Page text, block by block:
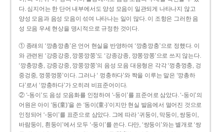
다. 심지어는 한 단어 내부에서도 양성 모음이 일관되게 나타나지 않고
양성 모음과 음성 모음이 섞여 나타나는 일이 많다. 이 조항은 그러한 음
성 모음 우세 현상을 명시적으로 규정한 것이다.
① 종래의 ‘깡총깡총’은 언어 현실을 반영하여 ‘깡충깡충’으로 정했다. 이
와 관련된 ‘강중강중, 깡쭝깡쭝’도 ‘강종강종, 깡쫑깡쫑’으로 쓰지 않는다.
‘깡충깡충, 강중강중, 깡쭝깡쭝’의 음성 모음 대응형은 각각 ‘껑충껑충, 겅
중겅중, 껑쭝껑쭝’이다. 그러나 ‘ 껑충하다’와 짝을 이루는 말은 ‘깡총하
다’로서 ‘깡충하다’가 오히려 비표준어이다.
② ‘-동이’도 음성 모음화를 인정하여 ‘-둥이’를 표준어로 삼았다. ‘-둥이’의
어원은 아이 ‘동(童)’을 쓴 ‘동이(童-)’이지만 현실 발음에서 멀어진 것으로
인정되어 ‘-둥이’를 표준으로 삼았다. 그에 따라 ‘귀둥이, 막둥이, 쌍둥이,
바람둥이, 흰둥이’에서 모두 ‘-둥이’를 쓴다. 다만, ‘쌍둥이’와는 별개로 ‘쌍